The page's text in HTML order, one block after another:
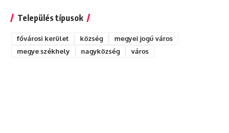
Település típusok
fővárosi kerület község
megyei jogú város
megye székhely
nagyközség város